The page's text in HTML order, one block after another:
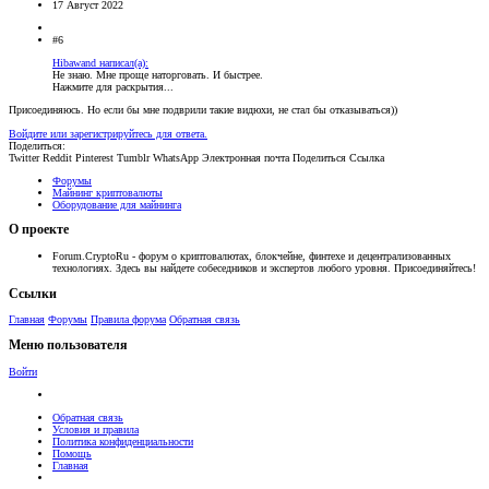
17 Август 2022
#6
Hibawand написал(а):
Не знаю. Мне проще наторговать. И быстрее.
Нажмите для раскрытия...
Присоединяюсь. Но если бы мне подврили такие видюхи, не стал бы отказываться))
Войдите или зарегистрируйтесь для ответа.
Поделиться:
Twitter Reddit Pinterest Tumblr WhatsApp Электронная почта Поделиться Ссылка
Форумы
Майнинг криптовалюты
Оборудование для майнинга
О проекте
Forum.CryptoRu - форум о криптовалютах, блокчейне, финтехе и децентрализованных
технологиях. Здесь вы найдете собеседников и экспертов любого уровня. Присоединяйтесь!
Ссылки
Главная Форумы Правила форума Обратная связь
Меню пользователя
Войти
Обратная связь
Условия и правила
Политика конфиденциальности
Помощь
Главная